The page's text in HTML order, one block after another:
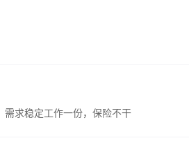
需求稳定工作一份，保险不干